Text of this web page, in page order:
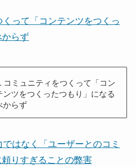
って「コンテンツをつくっ
らず
コミュニティをつくって「コン
ンツをつくったつもり」になる
からず
はなく「ユーザーとのコミ
りすぎることの弊害